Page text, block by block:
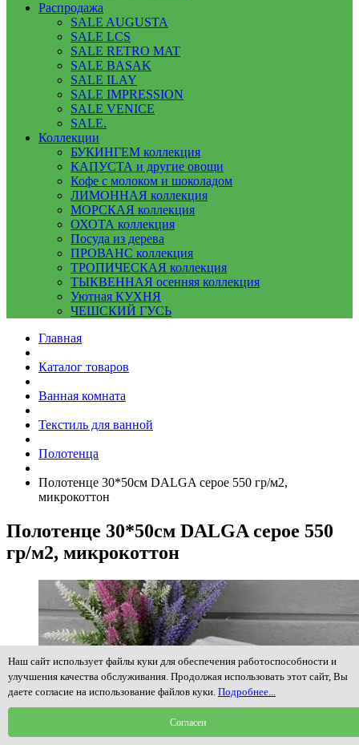
Распродажа
SALE AUGUSTA
SALE LCS
SALE RETRO MAT
SALE BASAK
SALE ILAY
SALE IMPRESSION
SALE VENICE
SALE.
Коллекции
БУКИНГЕМ коллекция
КАПУСТА и другие овощи
Кофе с молоком и шоколадом
ЛИМОННАЯ коллекция
МОРСКАЯ коллекция
ОХОТА коллекция
Посуда из дерева
ПРОВАНС коллекция
ТРОПИЧЕСКАЯ коллекция
ТЫКВЕННАЯ осенняя коллекция
Уютная КУХНЯ
ЧЕШСКИЙ ГУСЬ
Главная
Каталог товаров
Ванная комната
Текстиль для ванной
Полотенца
Полотенце 30*50см DALGA серое 550 гр/м2,
микрокоттон
Полотенце 30*50см DALGA серое 550
гр/м2, микрокоттон
Наш сайт использует файлы куки для обеспечения работоспособности и
улучшения качества обслуживания. Продолжая использовать этот сайт, Вы
даете согласие на использование файлов куки. Подробнее...
Согласен